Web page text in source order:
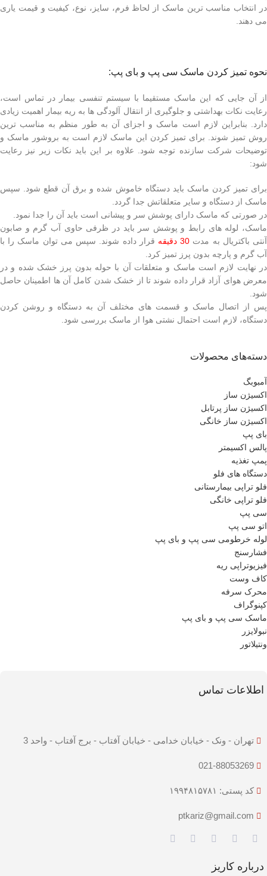
دسته‌های محصولات
آمبوبگ
اکسیژن ساز
اکسیژن ساز پرتابل
اکسیژن ساز خانگی
بای پپ
پالس اکسیمتر
پمپ تغذیه
دستگاه های فلو
فلو تراپی بیمارستانی
فلو تراپی خانگی
سی پپ
اتو سی پپ
لوله خرطومی سی پپ و بای پپ
فشارسنج
فیزیوتراپی ریه
کاف وست
محرک سرفه
کپنوگراف
ماسک سی پپ و بای پپ
نبولایزر
ونتیلاتور
در انتخاب مناسب ترین ماسک از لحاظ فرم، سایز، نوع، کیفیت و قیمت یاری
می دهند.
نحوه تمیز کردن ماسک سی پپ و بای پپ:
از آن جایی که این ماسک مستقیما با سیستم تنفسی بیمار در تماس است،
رعایت نکات بهداشتی و جلوگیری از انتقال آلودگی ها به ریه بیمار اهمیت زیادی
دارد. بنابراین لازم است ماسک و اجزای آن به طور منظم به مناسب ترین
روش تمیز شوند. برای تمیز کردن این ماسک لازم است به بروشور ماسک و
توضیحات شرکت سازنده توجه شود. علاوه بر این باید نکات زیر نیز رعایت
شود:
برای تمیز کردن ماسک باید دستگاه خاموش شده و برق آن قطع شود. سپس
ماسک از دستگاه و سایر متعلقاتش جدا گردد.
در صورتی که ماسک دارای پوشش سر و پیشانی است باید آن را جدا نمود.
ماسک، لوله های رابط و پوشش سر باید در ظرفی حاوی آب گرم و صابون
آنتی باکتریال به مدت
قرار داده شوند. سپس می توان ماسک را با
آب گرم و پارچه بدون پرز تمیز کرد.
در نهایت لازم است ماسک و متعلقات آن با حوله بدون پرز خشک شده و در
معرض هوای آزاد قرار داده شوند تا از خشک شدن کامل آن ها اطمینان حاصل
شود.
پس از اتصال ماسک و قسمت های مختلف آن به دستگاه و روشن کردن
دستگاه، لازم است احتمال نشتی هوا از ماسک بررسی شود.
اطلاعات تماس
تهران - ونک - خیابان خدامی - خیابان آفتاب - برج آفتاب - واحد 3
021-88053269
کد پستی: ۱۹۹۴۸۱۵۷۸۱
ptkariz@gmail.com
درباره کاریز